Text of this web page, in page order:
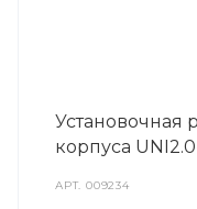
Установочная
корпуса
АРТ.009234